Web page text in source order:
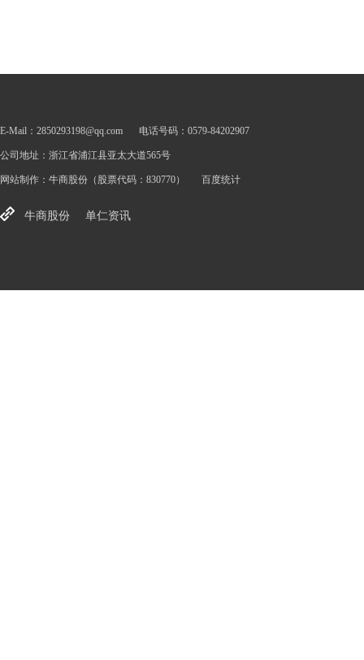
E-Mail：2850293198@qq.com 电话号码：0579-84202907
公司地址：浙江省浦江县亚太大道565号
网站制作： 牛商股份 （股票代码：830770） 百度统计
牛商股份 单仁资讯